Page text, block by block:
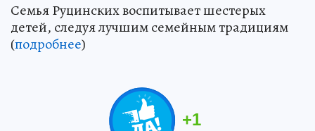
Семья Руцинских воспитывает шестерых
детей, следуя лучшим семейным традициям
(подробнее)
+1